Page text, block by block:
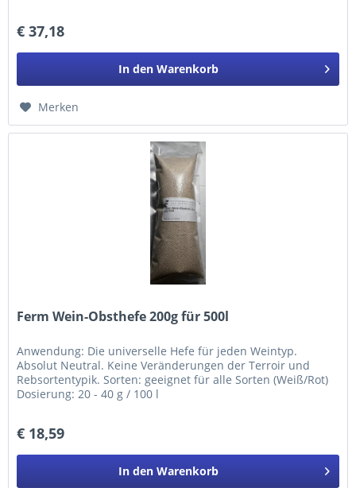
€ 37,18
In den Warenkorb
Merken
Ferm Wein-Obsthefe 200g für 500l
Anwendung: Die universelle Hefe für jeden Weintyp.
Absolut Neutral. Keine Veränderungen der Terroir und
Rebsortentypik. Sorten: geeignet für alle Sorten (Weiß/Rot)
Dosierung: 20 - 40 g / 100 l
€ 18,59
In den Warenkorb